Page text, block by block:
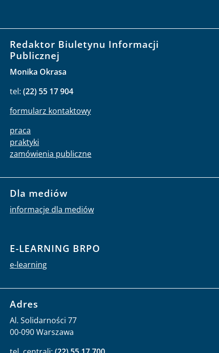
Redaktor Biuletynu Informacji
Publicznej
Monika Okrasa
tel: (22) 55 17 904
formularz kontaktowy
praca
praktyki
zamówienia publiczne
Dla mediów
informacje dla mediów
E-LEARNING BRPO
e-learning
Adres
Al. Solidarności 77
00-090 Warszawa